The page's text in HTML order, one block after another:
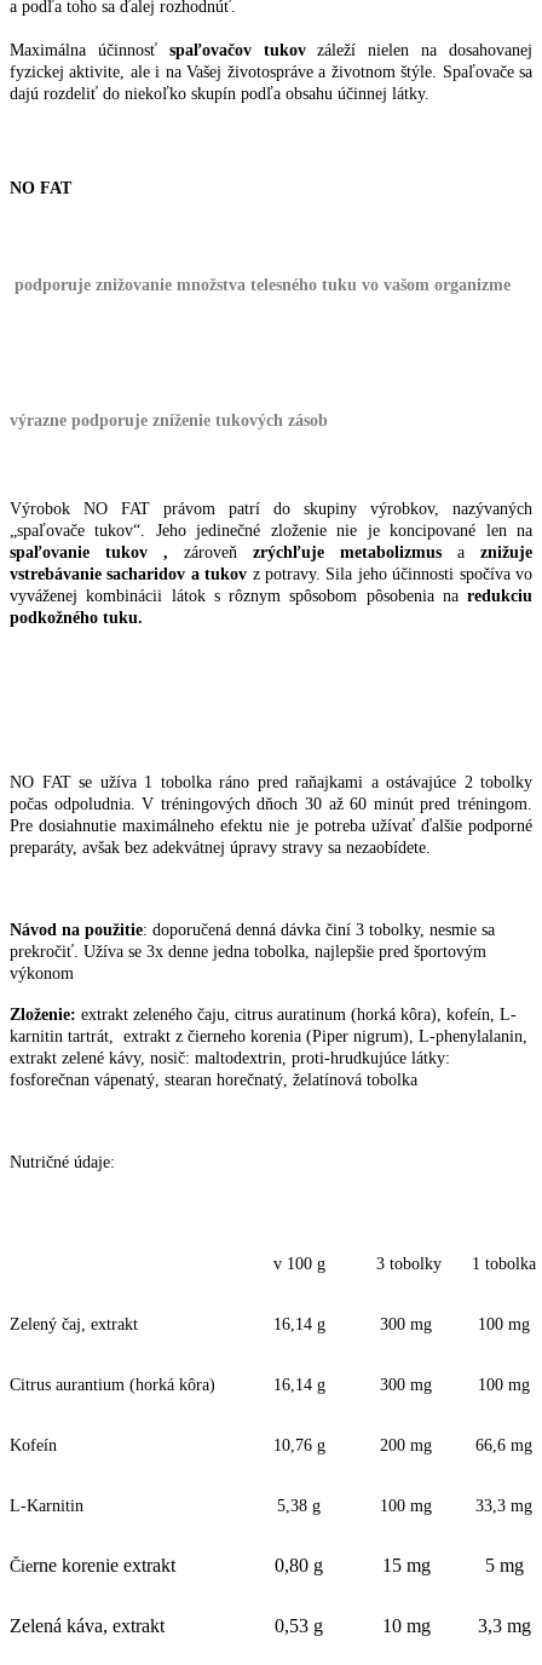
a podľa toho sa ďalej rozhodnúť.
Maximálna účinnosť spaľovačov tukovzáleží nielen na dosahovanej
fyzickej aktivite, ale i na Vašej životospráve a životnom štýle. Spaľovače sa
dajú rozdeliť do niekoľko skupín podľa obsahu účinnej látky.
NO FAT
podporuje znižovanie množstva telesného tuku vo vašom organizme
výrazne podporuje zníženie tukových zásob
Výrobok NO FAT právom patrí do skupiny výrobkov, nazývaných
„spaľovače tukov“. Jeho jedinečné zloženie nie je koncipované len na
spaľovanie tukov , zároveň zrýchľuje metabolizmus a znižuje
vstrebávanie sacharidov a tukov z potravy. Sila jeho účinnosti spočíva vo
vyváženej kombinácii látok s rôznym spôsobom pôsobenia naredukciu
podkožného tuku.
NO FAT se užíva 1 tobolka ráno pred raňajkami a ostávajúce 2 tobolky
počas odpoludnia. V tréningových dňoch 30 až 60 minút pred tréningom.
Pre dosiahnutie maximálneho efektu nie je potreba užívať ďalšie podporné
preparáty, avšak bez adekvátnej úpravy stravy sa nezaobídete.
Návod na použitie: doporučená denná dávka činí 3 tobolky, nesmie sa
prekročiť. Užíva se 3x denne jedna tobolka, najlepšie pred športovým
výkonom
Zloženie: extrakt zeleného čaju, citrus auratinum (horká kôra), kofeín, L-
karnitin tartrát, extrakt z čierneho korenia (Piper nigrum), L-phenylalanin,
extrakt zelené kávy, nosič: maltodextrin, proti-hrudkujúce látky:
fosforečnan vápenatý, stearan horečnatý, želatínová tobolka
Nutričné údaje:
v 100 g 3 tobolky 1 tobolka
Zelený čaj, extrakt 16,14 g 300 mg 100 mg
Citrus aurantium (horká kôra) 16,14 g 300 mg 100 mg
Kofeín 10,76 g 200 mg 66,6 mg
L-Karnitin 5,38 g 100 mg 33,3 mg
Čierne korenie extrakt 0,80 g 15 mg 5 mg
Zelená káva, extrakt 0,53 g 10 mg 3,3 mg